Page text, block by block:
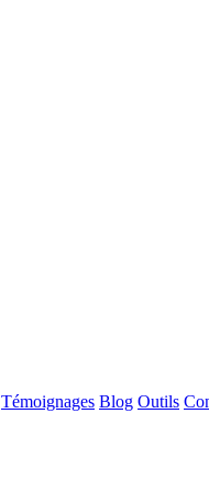
Témoignages Blog Outils